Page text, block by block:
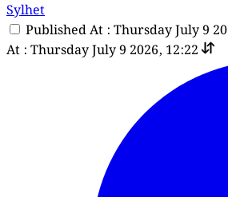
Sylhet
Published At : Thursday July 9
At : Thursday July 9 2026, 12:22